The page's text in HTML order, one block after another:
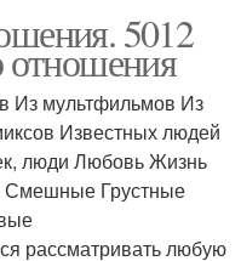
5012
отношения
Из мультфильмов Из
Известных людей
люди Любовь Жизнь
Грустные
рассматривать любую